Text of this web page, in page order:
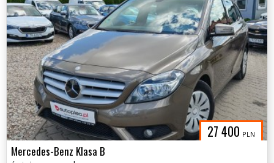
27 400 PLN
Mercedes-Benz Klasa B